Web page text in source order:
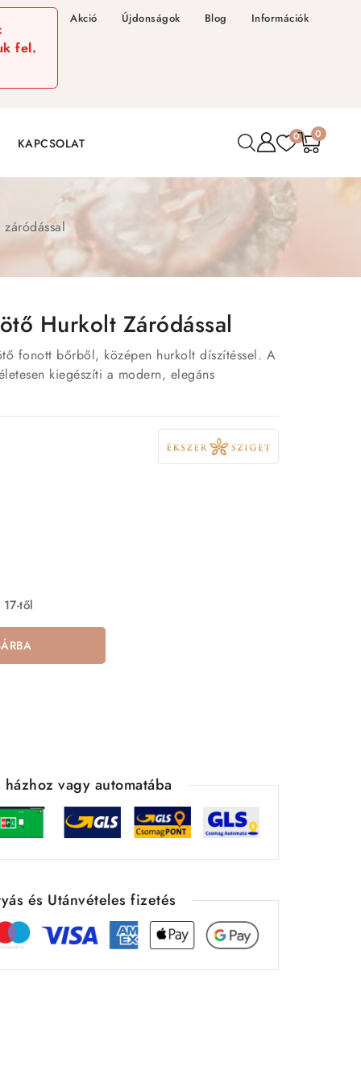
fel.
Akció Újdonságok Blog Információk
KAPCSOLAT 0 0
Hurkolt Záródással
fonott bőrből, középen hurkolt díszítéssel. A
kiegészíti a modern, elegáns
től
házhoz vagy automatába
és Utánvételes fizetés